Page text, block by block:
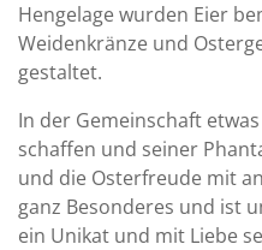
Hengelage wurden Eier
Weidenkränze und
gestaltet.
In der Gemeinschaft
schaffen und seiner
und die Osterfreude mit
ganz Besonderes und ist
ein Unikat und mit Liebe